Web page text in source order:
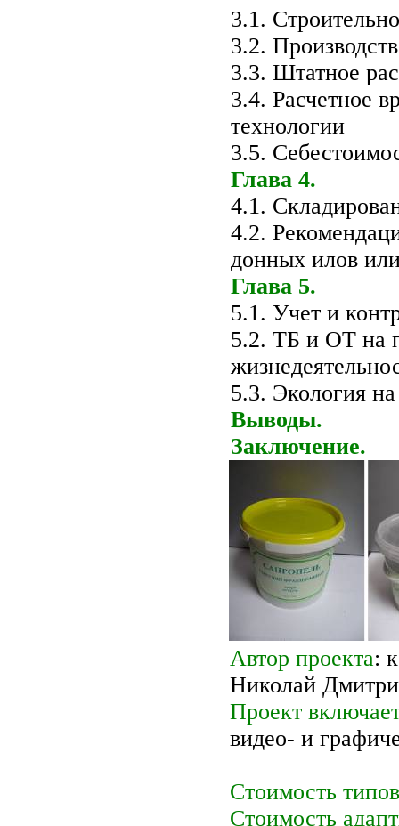
3.1.
3.2.
3.3. Штатное
3.4. Расчетное
технологии
3.5.
Глава 4.
4.1.
4.2.
донных илов
Глава 5.
5.1. Учет и
5.2. ТБ и ОТ на
5.3. Экология
Выводы.
Заключение.
Автор проекта:
Николай
Проект
видео- и
Стоимость
Стоимость